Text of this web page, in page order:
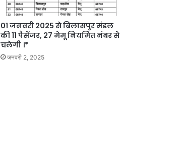
01 जनवरी 2025 से बिलासपुर मंडल
की 11 पैसेंजर, 27 मेमू नियमित नंबर से
चलेगी ।*
जनवरी 2, 2025